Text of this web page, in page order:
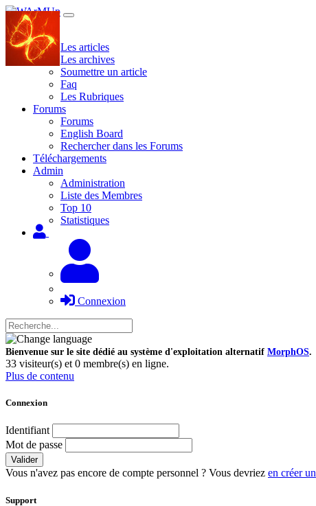
Site
Les articles
Les archives
Soumettre un article
Faq
Les Rubriques
Forums
Forums
English Board
Rechercher dans les Forums
Téléchargements
Admin
Administration
Liste des Membres
Top 10
Statistiques
Connexion
Bienvenue sur le site dédié au système d'exploitation alternatif MorphOS.
33 visiteur(s) et 0 membre(s) en ligne.
Plus de contenu
Connexion
Identifiant
Mot de passe
Valider
Vous n'avez pas encore de compte personnel ? Vous devriez en créer un
Support